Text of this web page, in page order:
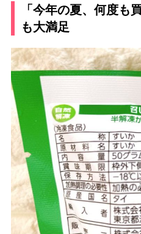
「今年の夏、何度も
も大満足